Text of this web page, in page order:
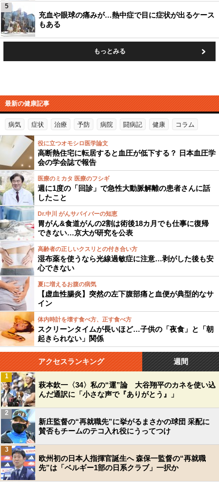
充血や眼球の痛みが…熱中症で目に症状が出るケース
もある
5
もっとみる
最新の健康記事
病気 症状 治療 予防 病院 闘病記 健康 コラム
役に立つオモシロ医学論文
高断熱住宅に転居すると血圧が低下する？ 日本血圧学
会の学会誌で報告
医療のミカタ 医療のフシギ
週に1度の「回診」で急性大動脈解離の患者さんに話
したこと
Dr.中川 がんサバイバーの知恵
胃がん&食道がんの2割は術後18カ月でも仕事に復帰
できない…京大が研究を公表
高齢者の正しいクスリとの付き合い方
湿布薬を使うなら光線過敏症に注意…剥がした後も安
心できない
夏に増えるお腹の病気
【虚血性腸炎】突然の左下腹部痛と血便が典型的なサ
イン
体内時計を壊す食べ方、正す食べ方
スクリーンタイムが長いほど…子供の「夜食」と「朝
起きられない」関係
アクセスランキング 週間
萩本欽一〈34〉私の“運”論 大谷翔平のカネを使い込
んだ通訳に「小さな声で『ありがとう』」
1
新庄監督の“再就職先”に挙がるまさかの球団 采配に
賛否もチームのテコ入れ役にうってつけ
2
欧州初の日本人指揮官誕生へ 森保一監督の“再就職
先”は「ベルギー1部の日系クラブ」一択か
3